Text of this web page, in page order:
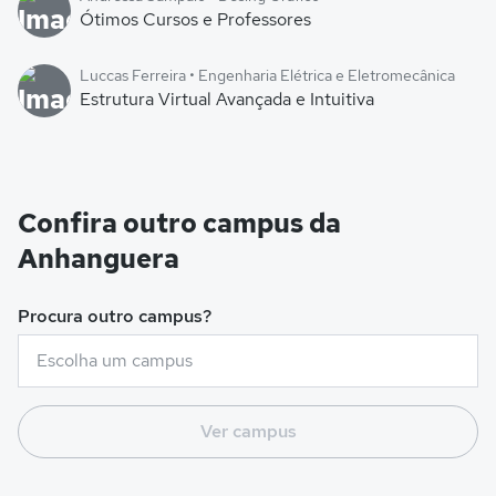
Ótimos Cursos e Professores
Luccas Ferreira • Engenharia Elétrica e Eletromecânica
Estrutura Virtual Avançada e Intuitiva
Confira outro campus da
Anhanguera
Procura outro campus?
Ver campus